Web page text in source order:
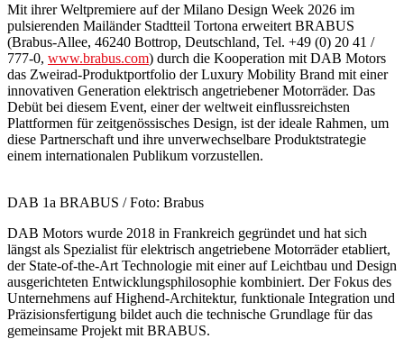
Mit ihrer Weltpremiere auf der Milano Design Week 2026 im
pulsierenden Mailänder Stadtteil Tortona erweitert BRABUS
(Brabus-Allee, 46240 Bottrop, Deutschland, Tel. +49 (0) 20 41 /
777-0, www.brabus.com) durch die Kooperation mit DAB Motors
das Zweirad-Produktportfolio der Luxury Mobility Brand mit einer
innovativen Generation elektrisch angetriebener Motorräder. Das
Debüt bei diesem Event, einer der weltweit einflussreichsten
Plattformen für zeitgenössisches Design, ist der ideale Rahmen, um
diese Partnerschaft und ihre unverwechselbare Produktstrategie
einem internationalen Publikum vorzustellen.
DAB 1a BRABUS / Foto: Brabus
DAB Motors wurde 2018 in Frankreich gegründet und hat sich
längst als Spezialist für elektrisch angetriebene Motorräder etabliert,
der State-of-the-Art Technologie mit einer auf Leichtbau und Design
ausgerichteten Entwicklungsphilosophie kombiniert. Der Fokus des
Unternehmens auf Highend-Architektur, funktionale Integration und
Präzisionsfertigung bildet auch die technische Grundlage für das
gemeinsame Projekt mit BRABUS.